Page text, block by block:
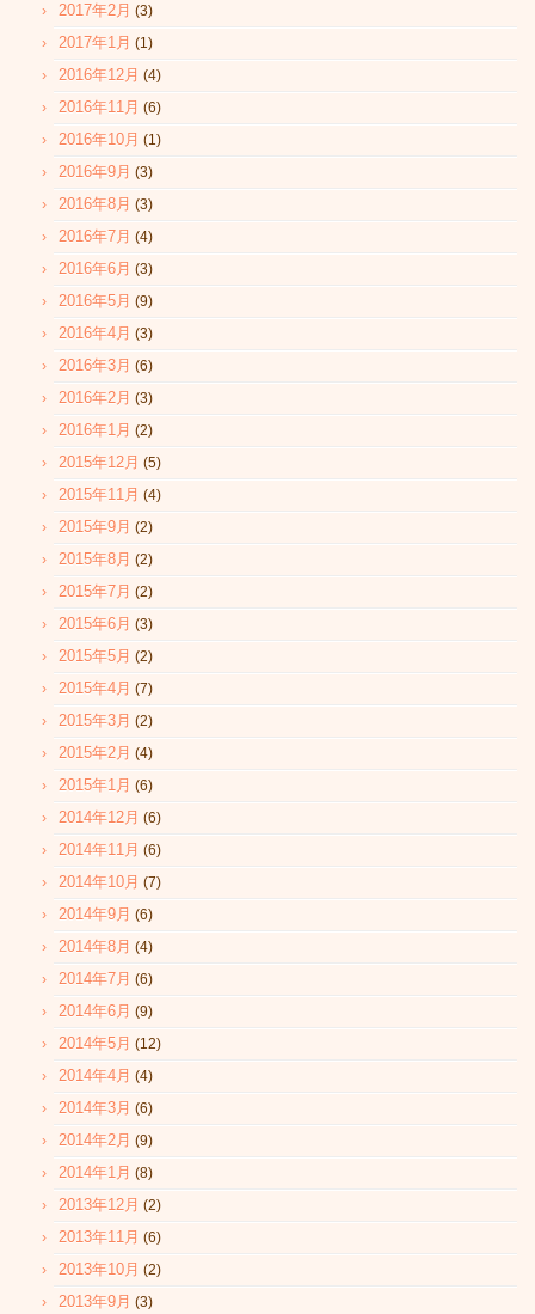
2017年2月 (3)
2017年1月 (1)
2016年12月 (4)
2016年11月 (6)
2016年10月 (1)
2016年9月 (3)
2016年8月 (3)
2016年7月 (4)
2016年6月 (3)
2016年5月 (9)
2016年4月 (3)
2016年3月 (6)
2016年2月 (3)
2016年1月 (2)
2015年12月 (5)
2015年11月 (4)
2015年9月 (2)
2015年8月 (2)
2015年7月 (2)
2015年6月 (3)
2015年5月 (2)
2015年4月 (7)
2015年3月 (2)
2015年2月 (4)
2015年1月 (6)
2014年12月 (6)
2014年11月 (6)
2014年10月 (7)
2014年9月 (6)
2014年8月 (4)
2014年7月 (6)
2014年6月 (9)
2014年5月 (12)
2014年4月 (4)
2014年3月 (6)
2014年2月 (9)
2014年1月 (8)
2013年12月 (2)
2013年11月 (6)
2013年10月 (2)
2013年9月 (3)